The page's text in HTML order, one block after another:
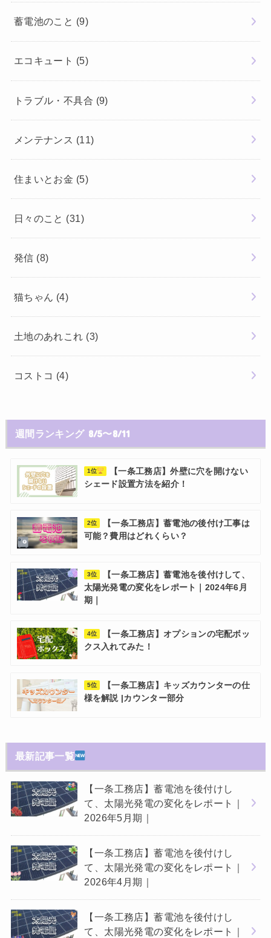
蓄電池のこと (9)
エコキュート (5)
トラブル・不具合 (9)
メンテナンス (11)
住まいとお金 (5)
日々のこと (31)
発信 (8)
猫ちゃん (4)
土地のあれこれ (3)
コストコ (4)
週間ランキング 8/5〜8/11
1位
【一条工務店】外壁に穴を開けない
シェード設置方法を紹介！
2位
【一条工務店】蓄電池の後付け工事は
可能？費用はどれくらい？
3位
【一条工務店】蓄電池を後付けして、
太陽光発電の変化をレポート｜2024年6月
期｜
4位
【一条工務店】オプションの宅配ボッ
クス入れてみた！
5位
【一条工務店】キッズカウンターの仕
様を解説 |カウンター部分
最新記事一覧
【一条工務店】蓄電池を後付けし
て、太陽光発電の変化をレポート｜
2026年5月期｜
【一条工務店】蓄電池を後付けし
て、太陽光発電の変化をレポート｜
2026年4月期｜
【一条工務店】蓄電池を後付けし
て、太陽光発電の変化をレポート｜